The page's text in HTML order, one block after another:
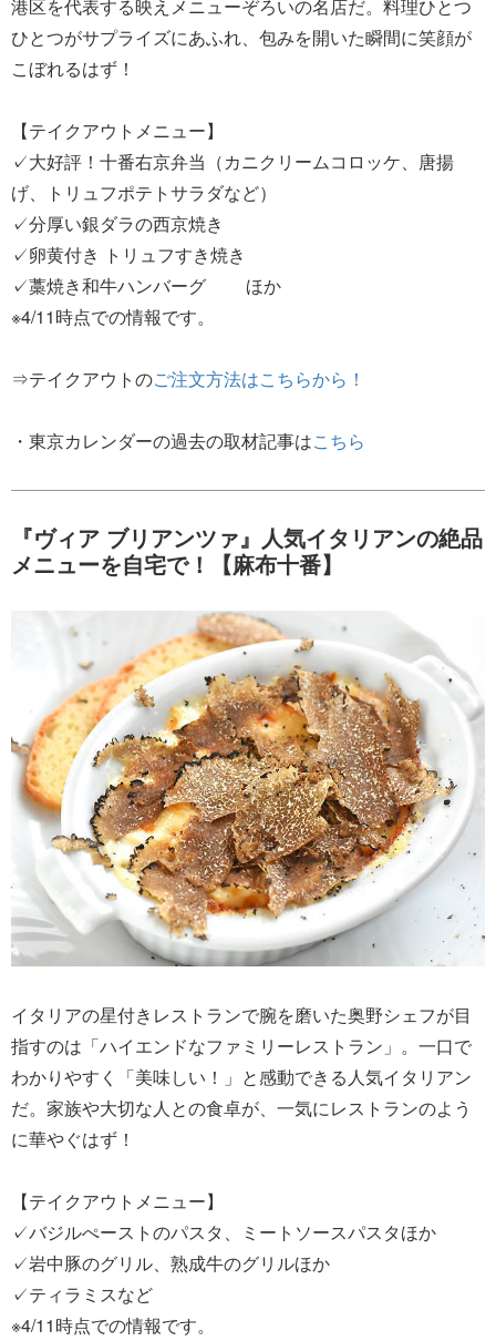
港区を代表する映えメニューぞろいの名店だ。料理ひとつ
ひとつがサプライズにあふれ、包みを開いた瞬間に笑顔が
こぼれるはず！
【テイクアウトメニュー】
✓大好評！十番右京弁当（カニクリームコロッケ、唐揚
げ、トリュフポテトサラダなど）
✓分厚い銀ダラの西京焼き
✓卵黄付き トリュフすき焼き
✓藁焼き和牛ハンバーグ ほか
※4/11時点での情報です。
⇒テイクアウトのご注文方法はこちらから！
・東京カレンダーの過去の取材記事はこちら
『ヴィア ブリアンツァ』人気イタリアンの絶品
メニューを自宅で！【麻布十番】
イタリアの星付きレストランで腕を磨いた奥野シェフが目
指すのは「ハイエンドなファミリーレストラン」。一口で
わかりやすく「美味しい！」と感動できる人気イタリアン
だ。家族や大切な人との食卓が、一気にレストランのよう
に華やぐはず！
【テイクアウトメニュー】
✓バジルぺーストのパスタ、ミートソースパスタほか
✓岩中豚のグリル、熟成牛のグリルほか
✓ティラミスなど
※4/11時点での情報です。